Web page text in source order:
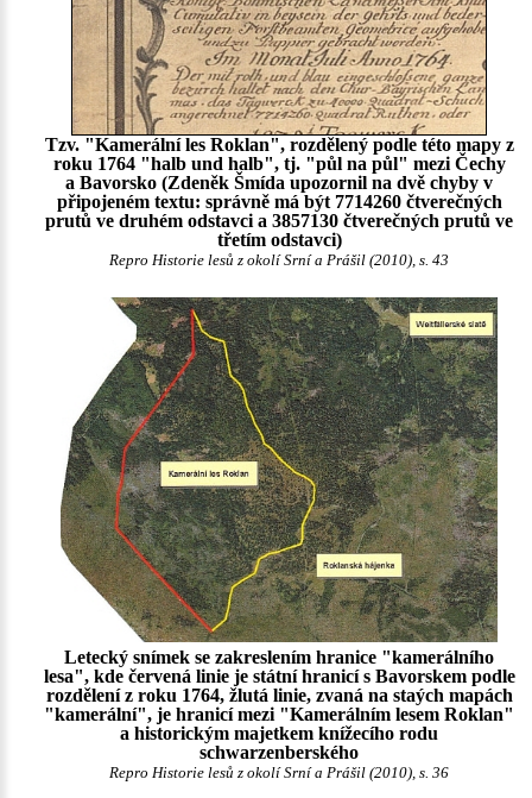
Tzv. "Kamerální les Roklan", rozdělený podle této mapy z
roku 1764 "halb und halb", tj. "půl na půl" mezi Čechy
a Bavorsko (Zdeněk Šmída upozornil na dvě chyby v
připojeném textu: správně má být 7714260 čtverečných
prutů ve druhém odstavci a 3857130 čtverečných prutů ve
třetím odstavci)
Repro Historie lesů z okolí Srní a Prášil (2010), s. 43
Letecký snímek se zakreslením hranice "kamerálního
lesa", kde červená linie je státní hranicí s Bavorskem podle
rozdělení z roku 1764, žlutá linie, zvaná na staých mapách
"kamerální", je hranicí mezi "Kamerálním lesem Roklan"
a historickým majetkem knížecího rodu
schwarzenberského
Repro Historie lesů z okolí Srní a Prášil (2010), s. 36